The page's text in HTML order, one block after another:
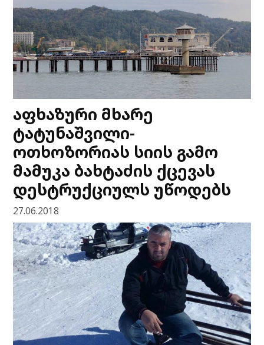
აფხაზური მხარე
ტატუნაშვილი-
ოთხოზორიას სიის გამო
მამუკა ბახტაძის ქცევას
დესტრუქციულს უწოდებს
27.06.2018